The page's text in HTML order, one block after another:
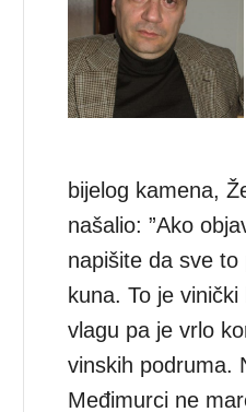
bijelog kamena,
našalio: ”Ako
napišite da sve
kuna. To je
vlagu pa je vrlo
vinskih podruma.
Međimurci ne